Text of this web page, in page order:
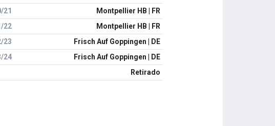
21
Montpellier HB | FR
22
Montpellier HB | FR
23
Frisch Auf Goppingen | DE
24
Frisch Auf Goppingen | DE
Retirado